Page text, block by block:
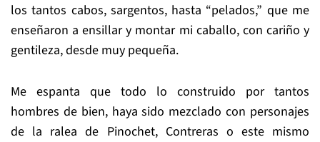
los tantos cabos, sargentos, hasta “pelados,” que me
enseñaron a ensillar y montar mi caballo, con cariño y
gentileza, desde muy pequeña.
Me espanta que todo lo construido por tantos
hombres de bien, haya sido mezclado con personajes
de la ralea de Pinochet, Contreras o este mismo